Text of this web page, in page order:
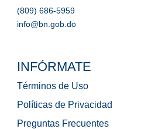
(809) 686-5959
info@bn.gob.do
INFÓRMATE
Términos de Uso
Políticas de Privacidad
Preguntas Frecuentes